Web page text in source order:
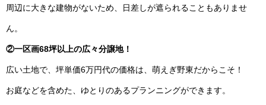
周辺に大きな建物がないため、日差しが遮られることもありませ
ん。
②一区画68坪以上の広々分譲地！
広い土地で、坪単価6万円代の価格は、萌えぎ野東だからこそ！
お庭などを含めた、ゆとりのあるプランニングができます。